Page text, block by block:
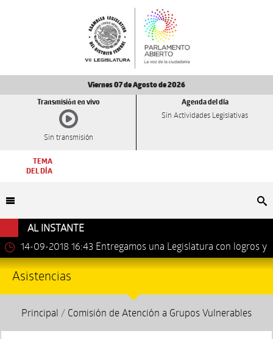
Viernes 07 de Agosto de 2026
Transmisión en vivo
Sin transmisión
Agenda del día
Sin Actividades Legislativas
TEMA
DEL DÍA
AL INSTANTE
14-09-2018 16:43 Entregamos una Legislatura con logros y
avances importantes: Dip. Leonel Luna Estrada.
Asistencias
Principal / Comisión de Atención a Grupos Vulnerables